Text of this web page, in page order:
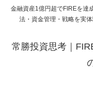
金融資産1億円超でFIREを達
法・資金管理・戦略を実
常勝投資思考｜